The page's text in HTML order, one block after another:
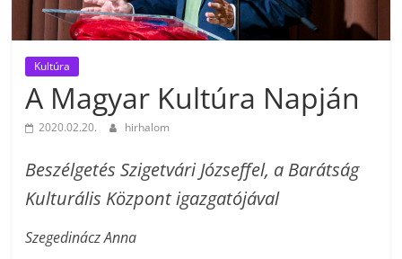
Kultúra
A Magyar Kultúra Napján
2020.02.20. hirhalom
Beszélgetés Szigetvári Józseffel, a Barátság
Kulturális Központ igazgatójával
Szegedinácz Anna